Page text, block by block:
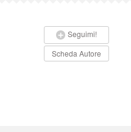
Seguimi!
Scheda Autore